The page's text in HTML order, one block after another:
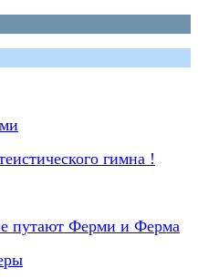
гимна !
путают Ферми и Ферма